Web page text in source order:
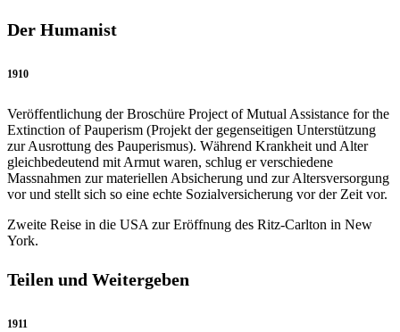
Der Humanist
1910
Veröffentlichung der Broschüre Project of Mutual Assistance for the
Extinction of Pauperism (Projekt der gegenseitigen Unterstützung
zur Ausrottung des Pauperismus). Während Krankheit und Alter
gleichbedeutend mit Armut waren, schlug er verschiedene
Massnahmen zur materiellen Absicherung und zur Altersversorgung
vor und stellt sich so eine echte Sozialversicherung vor der Zeit vor.
Zweite Reise in die USA zur Eröffnung des Ritz-Carlton in New
York.
Teilen und Weitergeben
1911